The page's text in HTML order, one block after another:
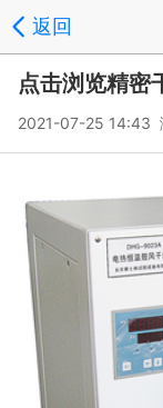
返回
点击浏览精密
2021-07-25 14:43